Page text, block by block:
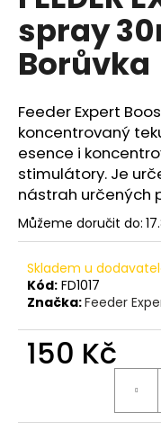
z
5
hvězdiček.
spray
Borůvka
Feeder Expert
koncentrovaný
esence i
stimulátory. Je
nástrah určených
Můžeme doručit do:
Skladem u
Kód: FD1017
Značka:Feeder
150 Kč
a
j
í
?
D
o
p
o
u